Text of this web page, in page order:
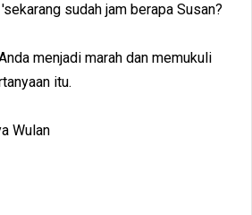
sudah jam berapa Susan?
menjadi marah dan memukuli
itu.
Wulan